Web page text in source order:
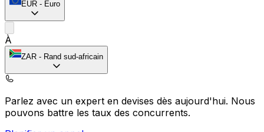
EUR - Euro
À
ZAR - Rand sud-africain
Parlez avec un expert en devises dès aujourd'hui. Nous
pouvons battre les taux des concurrents.